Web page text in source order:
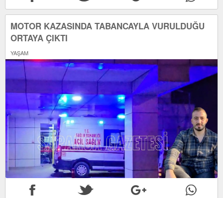
MOTOR KAZASINDA TABANCAYLA VURULDUĞU
ORTAYA ÇIKTI
YAŞAM